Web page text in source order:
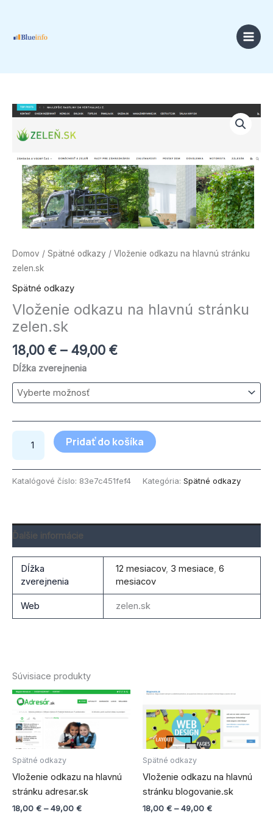
obsah
Domov / Spätné odkazy / Vloženie odkazu na hlavnú stránku
zelen.sk
Spätné odkazy
Vloženie odkazu na hlavnú stránku
zelen.sk
18,00 € – 49,00 €
Price
through
49,00 €
Dĺžka zverejnenia
množstvo
Vloženie
odkazu
na
hlavnú
stránku
zelen.sk
Pridať do košíka
Katalógové číslo: 83e7c451fef4 Kategória: Spätné odkazy
Ďalšie informácie
Dĺžka
zverejnenia
12 mesiacov, 3 mesiace 6
mesiacov
Web zelen.sk
Súvisiace produkty
Spätné odkazy
Vloženie odkazu na hlavnú
stránku adresar.sk
18,00 € – 49,00 €
Price
range:
18,00 €
through
49,00 €
Tento
produkt
viacero
variantov.
vybrať
Spätné odkazy
Vloženie odkazu na hlavnú
stránku blogovanie.sk
18,00 € – 49,00 €
Price
18,00 €
through
49,00 €
má